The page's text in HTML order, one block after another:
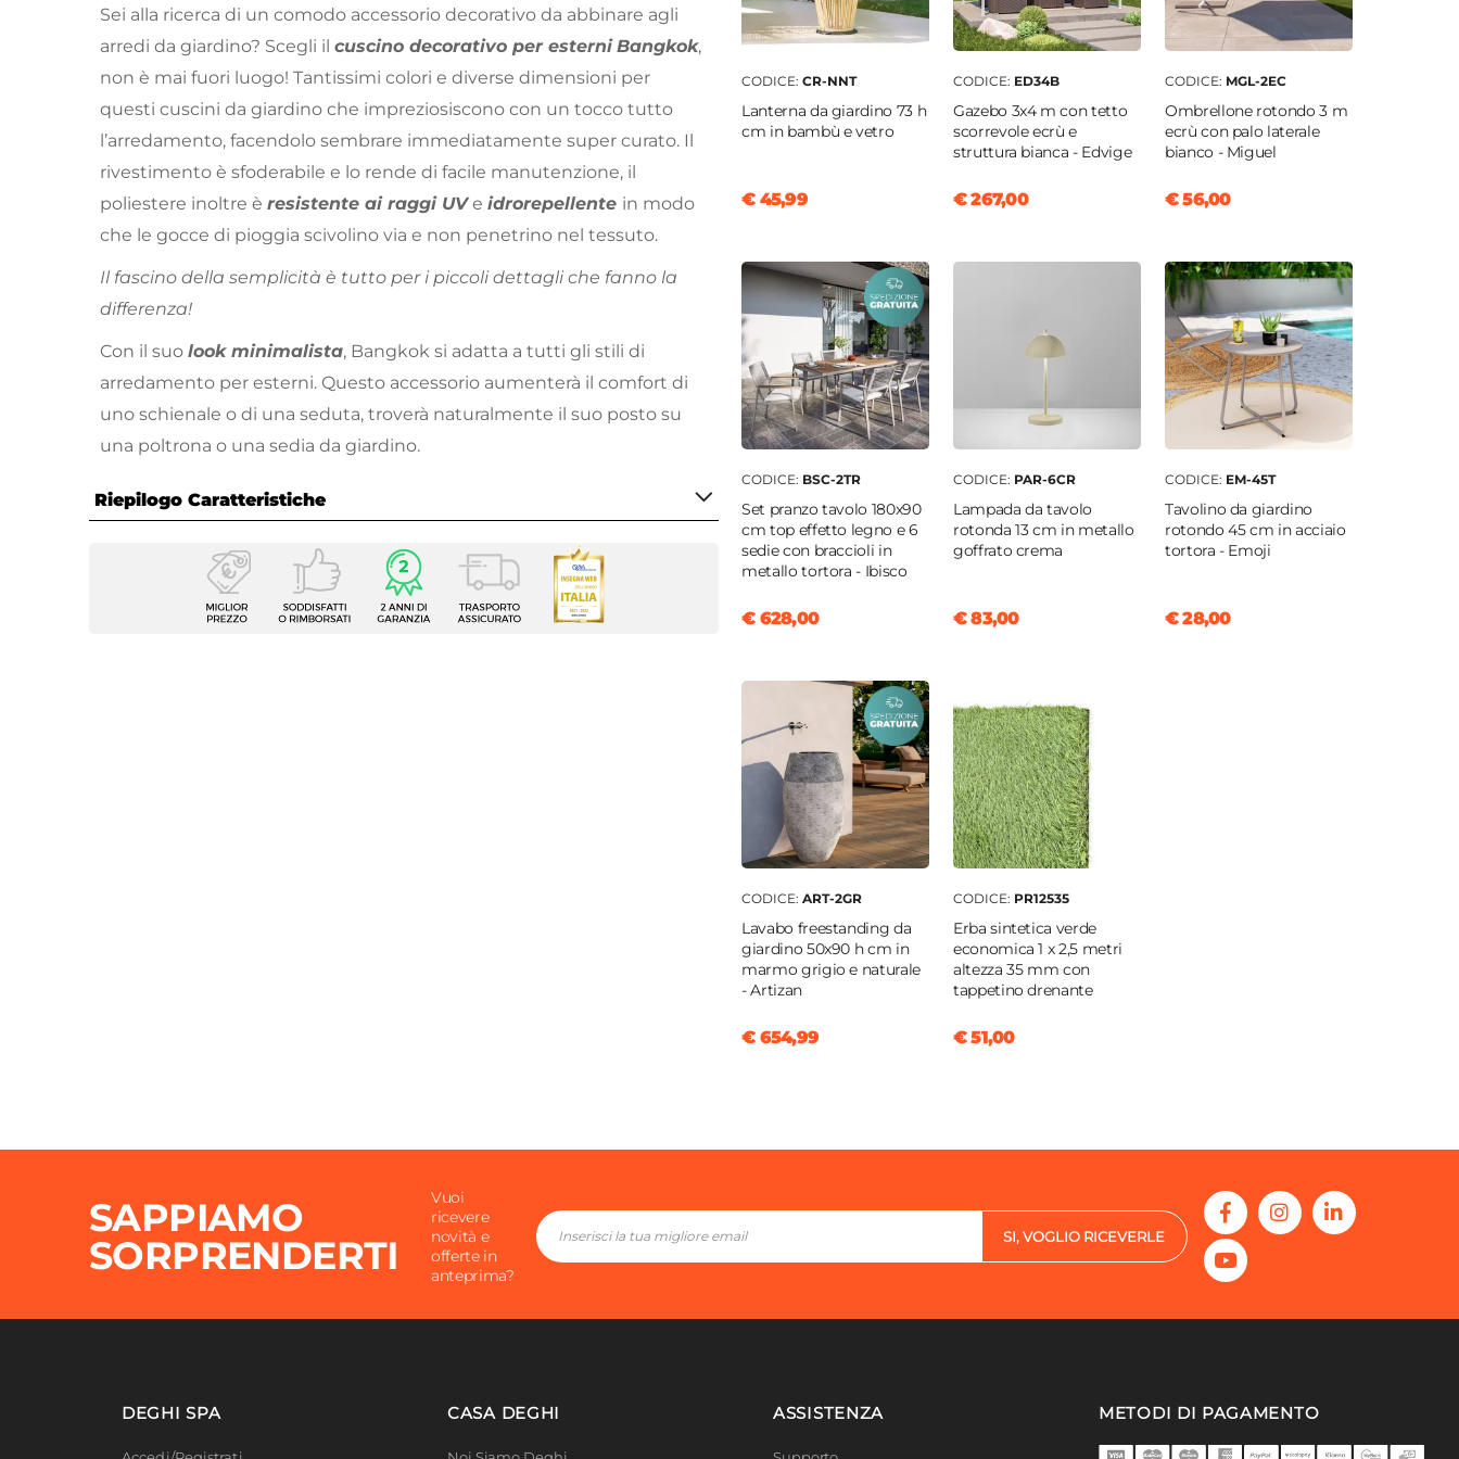
Sei alla ricerca di un comodo accessorio decorativo da abbinare agli
arredi da giardino? Scegli il cuscino decorativo per esterni Bangkok,
non è mai fuori luogo! Tantissimi colori e diverse dimensioni per
questi cuscini da giardino che impreziosiscono con un tocco tutto
l’arredamento, facendolo sembrare immediatamente super curato. Il
rivestimento è sfoderabile e lo rende di facile manutenzione, il
poliestere inoltre è resistente ai raggi UVe idrorepellente in modo
che le gocce di pioggia scivolino via e non penetrino nel tessuto.
Il fascino della semplicità è tutto per i piccoli dettagli che fanno la
differenza!
Con il suo look minimalista, Bangkok si adatta a tutti gli stili di
arredamento per esterni. Questo accessorio aumenterà il comfort di
uno schienale o di una seduta, troverà naturalmente il suo posto su
una poltrona o una sedia da giardino.
Riepilogo Caratteristiche
Caratteristiche
Cuscino decorativo
Quadrata
CODICE: CR-NNT
Lanterna da giardino 73 h
cm in bambù e vetro
€ 45,99
CODICE: ED34B
Gazebo 3x4 m con tetto
scorrevole ecrù e
struttura bianca - Edvige
€ 267,00
CODICE: MGL-2EC
Ombrellone rotondo 3 m
ecrù con palo laterale
bianco - Miguel
€ 56,00
CODICE: BSC-2TR
Set pranzo tavolo 180x90
cm top effetto legno e 6
sedie con braccioli in
metallo tortora - Ibisco
€ 628,00
CODICE: PAR-6CR
Lampada da tavolo
rotonda 13 cm in metallo
goffrato crema
€ 83,00
CODICE: EM-45T
Tavolino da giardino
rotondo 45 cm in acciaio
tortora - Emoji
€ 28,00
CODICE: ART-2GR
Lavabo freestanding da
giardino 50x90 h cm in
marmo grigio e naturale
- Artizan
€ 654,99
CODICE: PR12535
Erba sintetica verde
economica 1 x 2,5 metri
altezza 35 mm con
tappetino drenante
€ 51,00
SAPPIAMO
SORPRENDERTI
Vuoi
ricevere
novità e
offerte in
anteprima?
SI, VOGLIO RICEVERLE
DEGHI SPA CASA DEGHI ASSISTENZA METODI DI PAGAMENTO